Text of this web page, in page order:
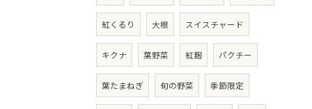
紅くるり 大根 スイスチャード
キクナ 葉野菜 紅麹 パクチー
葉たまねぎ 旬の野菜 季節限定